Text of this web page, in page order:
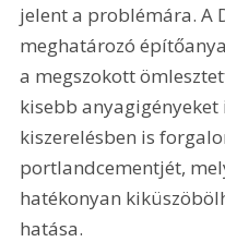
jelent a problémára. A
meghatározó
a megszokott
kisebb anyagigényeket
kiszerelésben is
portlandcementjét,
hatékonyan
hatása.